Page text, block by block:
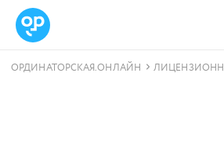
ОРДИНАТОРСКАЯ.ОНЛАЙН